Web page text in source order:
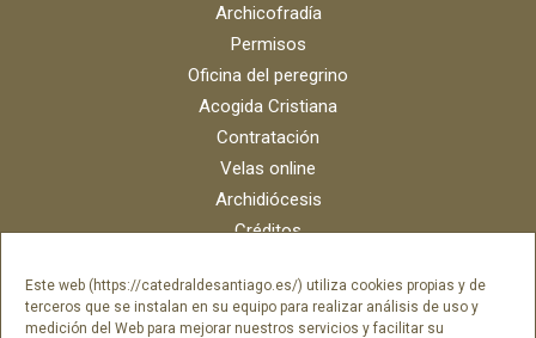
Este web (https://catedraldesantiago.es/) utiliza cookies propias y de
terceros que se instalan en su equipo para realizar análisis de uso y
medición del Web para mejorar nuestros servicios y facilitar su
Archicofradía
Permisos
Oficina del peregrino
Acogida Cristiana
Contratación
Velas online
Archidiócesis
Créditos
Contacto
Portal del empleado SAMI Catedral